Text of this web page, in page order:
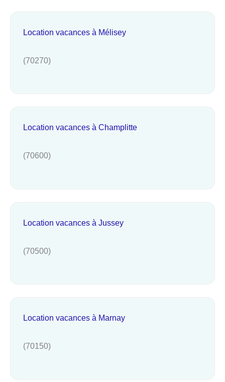
Location vacances à Mélisey
(70270)
Location vacances à Champlitte
(70600)
Location vacances à Jussey
(70500)
Location vacances à Marnay
(70150)